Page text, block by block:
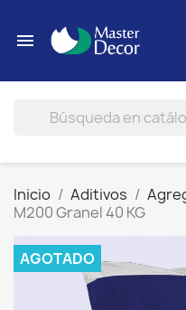

Inicio Aditivos
M200 Granel 40 KG
AGOTADO